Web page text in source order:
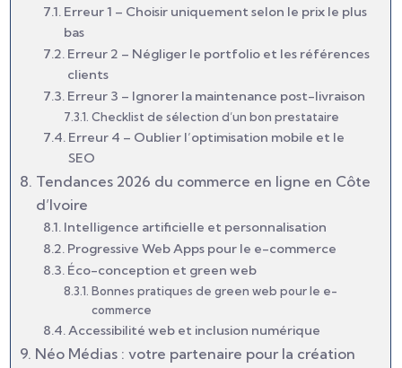
Erreur 1 – Choisir uniquement selon le prix le plus
bas
Erreur 2 – Négliger le portfolio et les références
clients
Erreur 3 – Ignorer la maintenance post-livraison
Checklist de sélection d’un bon prestataire
Erreur 4 – Oublier l’optimisation mobile et le
SEO
Tendances 2026 du commerce en ligne en Côte
d’Ivoire
Intelligence artificielle et personnalisation
Progressive Web Apps pour le e-commerce
Éco-conception et green web
Bonnes pratiques de green web pour le e-
commerce
Accessibilité web et inclusion numérique
Néo Médias : votre partenaire pour la création